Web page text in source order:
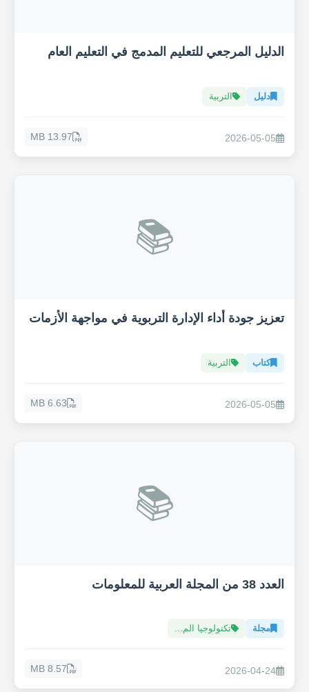
الدليل المرجعي للتعليم المدمج في التعليم العام
دليل التربية
2026-05-05
13.97 MB
📚
تعزيز جودة أداء الإدارة التربوية في مواجهة الأزمات
كتاب التربية
2026-05-05
6.63 MB
📚
العدد 38 من المجلة العربية للمعلومات
مجلة تكنولوجيا الم...
2026-04-24
8.57 MB